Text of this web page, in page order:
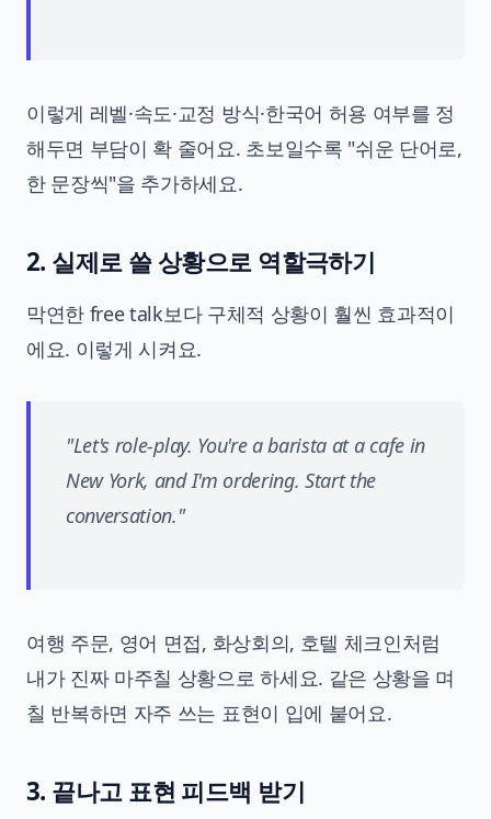
이렇게 레벨·속도·교정 방식·한국어 허용 여부를 정
해두면 부담이 확 줄어요. 초보일수록 "쉬운 단어로,
한 문장씩"을 추가하세요.
2. 실제로 쓸 상황으로 역할극하기
막연한 free talk보다 구체적 상황이 훨씬 효과적이
에요. 이렇게 시켜요.
"Let's role-play. You're a barista at a cafe in
New York, and I'm ordering. Start the
conversation."
여행 주문, 영어 면접, 화상회의, 호텔 체크인처럼
내가 진짜 마주칠 상황으로 하세요. 같은 상황을 며
칠 반복하면 자주 쓰는 표현이 입에 붙어요.
3. 끝나고 표현 피드백 받기